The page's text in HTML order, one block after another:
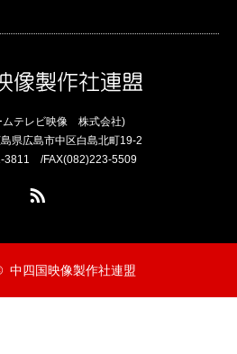
ムテレビ映像 株式会社)
県広島市中区白島北町19-2
3811 /FAX(082)223-5509
中四国映像製作社連盟